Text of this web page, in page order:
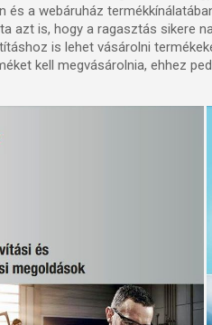
a webáruház
azt is, hogy a ragasztás sikere
is lehet vásárolni
kell megvásárolnia, ehhez